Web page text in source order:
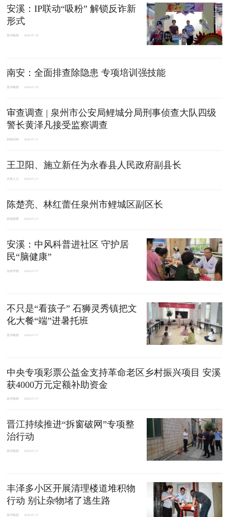
安溪：IP联动“吸粉” 解锁反诈新
形式
泉州晚报 2026-07-18
南安：全面排查除隐患 专项培训强技能
泉州晚报 2026-07-18
审查调查 | 泉州市公安局鲤城分局刑事侦查大队四级
警长黄泽凡接受监察调查
刺桐清风 2026-07-17
王卫阳、施立新任为永春县人民政府副县长
永春人大 2026-07-17
陈楚亮、林红蕾任泉州市鲤城区副区长
鲤城微事 2026-07-17
安溪：中风科普进社区 守护居
民“脑健康”
东南早报 2026-07-17
不只是“看孩子” 石狮灵秀镇把文
化大餐“端”进暑托班
泉州晚报 2026-07-17
中央专项彩票公益金支持革命老区乡村振兴项目 安溪
获4000万元定额补助资金
泉州晚报 2026-07-17
晋江持续推进“拆窗破网”专项整
治行动
泉州晚报 2026-07-17
丰泽多小区开展清理楼道堆积物
行动 别让杂物堵了逃生路
泉州晚报 2026-07-17